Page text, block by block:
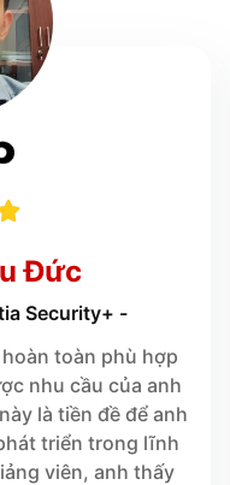
Đức
Security+ -
toàn phù hợp
nhu cầu của anh
là tiền đề để anh
triển trong lĩnh
viên, anh thấy